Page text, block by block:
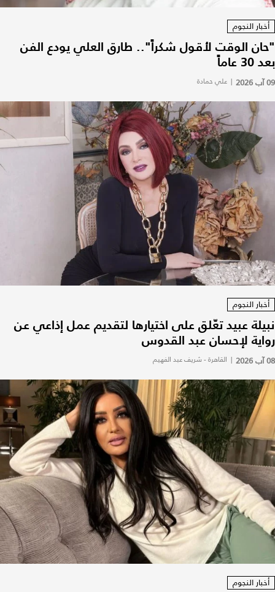
أخبار النجوم
"حان الوقت لأقول شكراً".. طارق العلي يودع الفن
بعد 30 عاماً
09 آب 2026 | علي حمادة
أخبار النجوم
نبيلة عبيد تعّلق على اختيارها لتقديم عمل إذاعي عن
رواية لإحسان عبد القدوس
08 آب 2026 | القاهرة - شريف عبد الفهيم
أخبار النجوم